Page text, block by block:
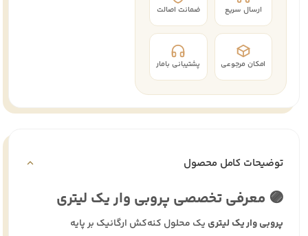
ارسال سریع ضمانت اصالت
امکان مرجوعی پشتیبانی بامار
توضیحات کامل محصول
🟣 معرفی تخصصی پروبی وار یک لیتری
پروبی وار یک لیترییک محلول کنه‌کش ارگانیک بر پایه